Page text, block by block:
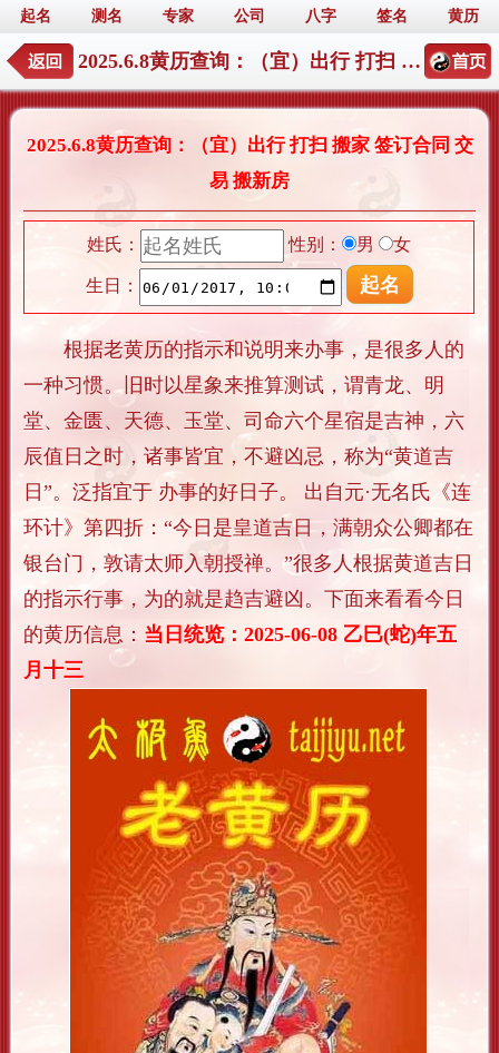
起名 测名 专家 公司 八字 签名 黄历
2025.6.8黄历查询：（宜）出行 打扫 搬家 签订合同 交易 搬新房
2025.6.8黄历查询：（宜）出行 打扫 搬家 签订合同 交
易 搬新房
姓氏： 性别： 男 女
生日：
根据老黄历的指示和说明来办事，是很多人的
一种习惯。旧时以星象来推算测试，谓青龙、明
堂、金匮、天德、玉堂、司命六个星宿是吉神，六
辰值日之时，诸事皆宜，不避凶忌，称为“黄道吉
日”。泛指宜于 办事的好日子。 出自元·无名氏《连
环计》第四折：“今日是皇道吉日，满朝众公卿都在
银台门，敦请太师入朝授禅。”很多人根据黄道吉日
的指示行事，为的就是趋吉避凶。下面来看看今日
的黄历信息： 当日统览：2025-06-08 乙巳(蛇)年五
月十三